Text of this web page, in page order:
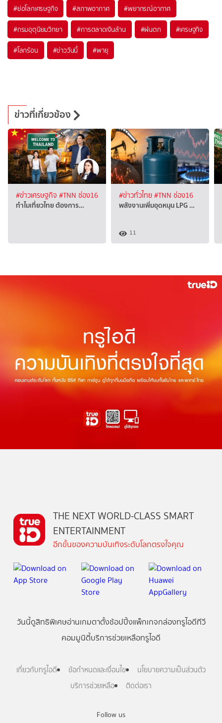
#ย่อโลกเศรษฐกิจ #สภาพอากาศ #พยากรณ์อากาศ
#กรมอุตุนิยมวิทยา #การตลาดเงินล้าน #ฝนตก #เศรษฐกิจ
#โลกร้อน #ข่าววันนี้ #พายุ
ข่าวที่เกี่ยวข้อง
#ข่าวเศรษฐกิจ #TNN ช่อง16
ทำไมเที่ยวไทย ต้องการ…
#ข่าวทั่วไทย#TNN ช่อง16
พลังงานเพิ่มอุดหนุน LPG …
11
Follow us
THE NEXT WORLD-CLASS SMART
ENTERTAINMENT
อีกขั้นของความบันเทิงระดับโลกตรงใจคุณ
วันนี้ดูสิทธิพิเศษอ่านเกมตาตั้งช้อปปิ้งแพ็กเกจกล่องทรูไอดีทีวี
คอมมูนิตี้บริการช่วยเหลือทรูไอดี
เกี่ยวกับทรูไอดี ข้อกำหนดและเงื่อนไข
นโยบายความเป็นส่วนตัว
บริการช่วยเหลือ
ติดต่อเรา